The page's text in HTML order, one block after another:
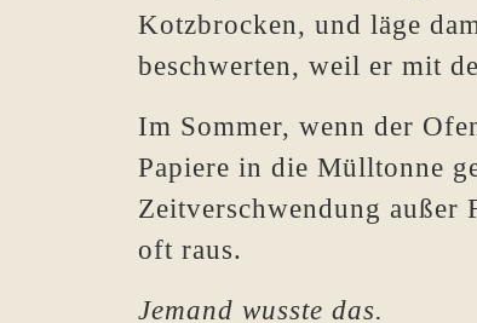
Kotzbrocken, und läge
beschwerten, weil er mit
Im Sommer, wenn der
Papiere in die Mülltonne
Zeitverschwendung außer
oft raus.
Jemand wusste das.